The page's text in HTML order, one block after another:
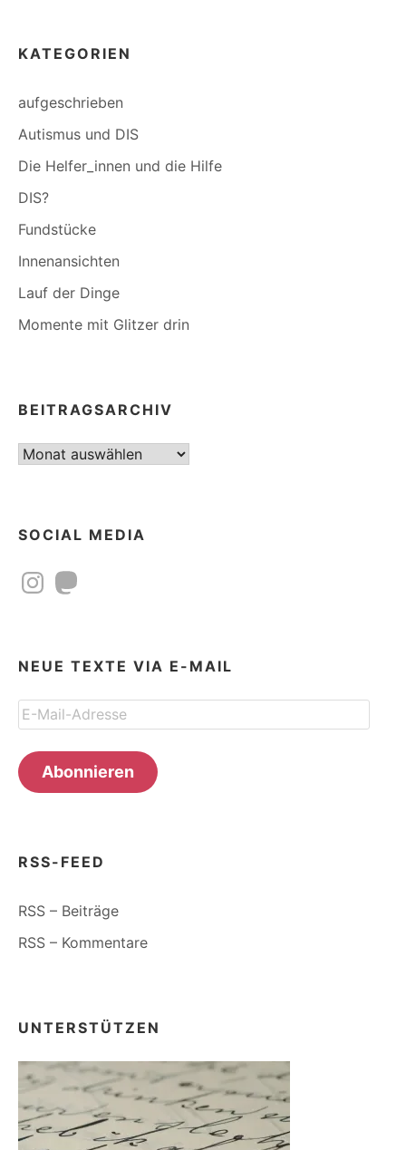
KATEGORIEN
aufgeschrieben
Autismus und DIS
Die Helfer_innen und die Hilfe
DIS?
Fundstücke
Innenansichten
Lauf der Dinge
Momente mit Glitzer drin
BEITRAGSARCHIV
Beitragsarchiv
SOCIAL MEDIA
InstagramMastodon
NEUE TEXTE VIA E-MAIL
E-
Mail-
Adresse
Abonnieren
RSS-FEED
RSS – Beiträge
RSS – Kommentare
UNTERSTÜTZEN